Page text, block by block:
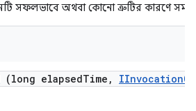
সফলভাবে অথবা কোনো ত্রুটির কারণে
(long elapsedTime , IInvocation